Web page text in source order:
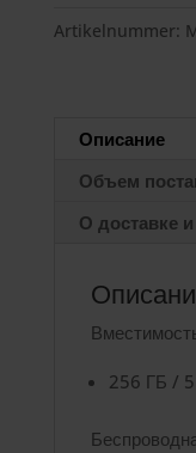
Fi
Artikelnummer:
Описание
Объем
О доставке
256 ГБ /